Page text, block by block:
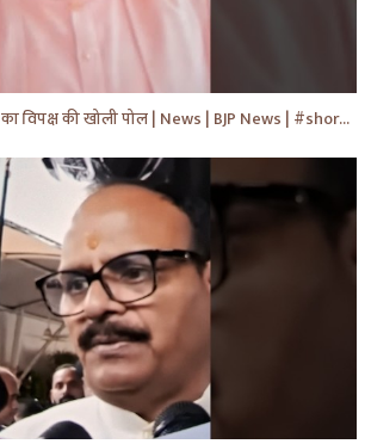
CM Yogi Adityanath का विपक्ष की खोली पोल | News | BJP News | #shorts #yt #news #ytshorts